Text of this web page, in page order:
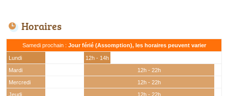
Horaires
Samedi prochain : Jour férié (Assomption), les horaires peuvent varier
Lundi
12h - 14h
Mardi
12h - 22h
Mercredi
12h - 22h
Jeudi
12h - 22h